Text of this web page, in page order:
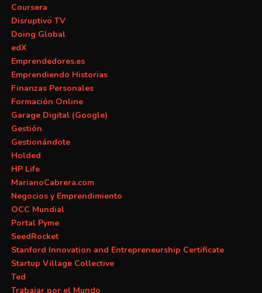
Coursera
Disruptivo TV
Doing Global
edX
Emprendedores.es
Emprendiendo Historias
Finanzas Personales
Formación Online
Garage Digital (Google)
Gestión
Gestionándote
Holded
HP Life
MarianoCabrera.com
Negocios y Emprendimiento
OCC Mundial
Portal Pyme
SeedRocket
Stanford Innovation and Entrepreneurship Certificate
Startup Village Collective
Ted
Trabajar por el Mundo